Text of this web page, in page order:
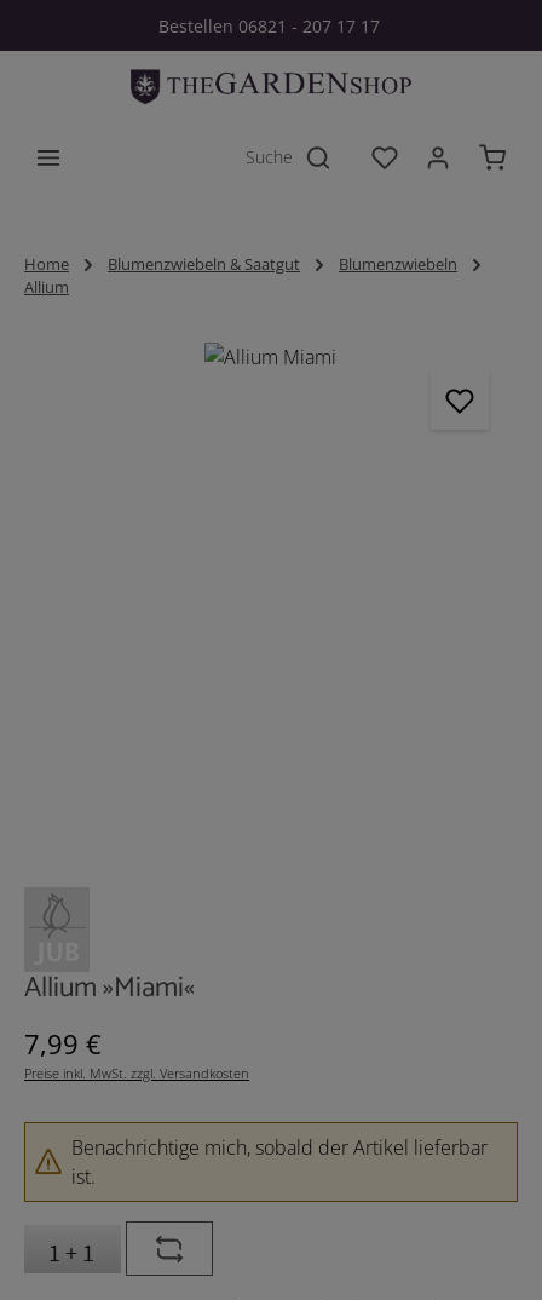
Zum Hauptinhalt springenBestellen 06821 - 207 17 17
Du hast 0
Home Blumenzwiebeln & Saatgut
Blumenzwiebeln
Allium
Bildergalerie überspringen
Allium »Miami«
Regulärer Preis:
7,99 €
Preise inkl. MwSt. zzgl. Versandkosten
Benachrichtige mich, sobald der Artikel lieferbar
ist.